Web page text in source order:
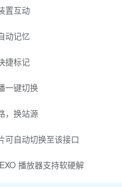
置互动
动记忆
捷标记
一键切换
，换站源
可自动切换至该接口
播放器支持软硬解